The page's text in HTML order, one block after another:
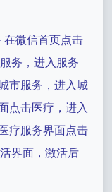
在微信首页点击
务，进入服务
市服务，进入城
点击医疗，进入
疗服务界面点击
界面，激活后